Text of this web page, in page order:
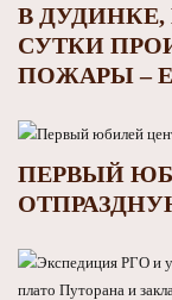
В ДУДИНКЕ,
СУТКИ
ПОЖАРЫ –
ПЕРВЫЙ